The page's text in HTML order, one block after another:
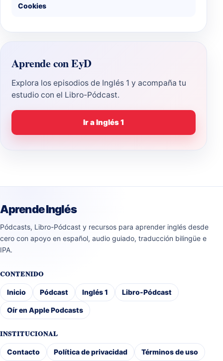
Cookies
Aprende con EyD
Explora los episodios de Inglés 1 y acompaña tu
estudio con el Libro-Pódcast.
Ir a Inglés 1
Aprende Inglés
Pódcasts, Libro-Pódcast y recursos para aprender inglés desde
cero con apoyo en español, audio guiado, traducción bilingüe e
IPA.
CONTENIDO
Inicio Pódcast Inglés 1 Libro-Pódcast
Oír en Apple Podcasts
INSTITUCIONAL
Contacto Política de privacidad Términos de uso